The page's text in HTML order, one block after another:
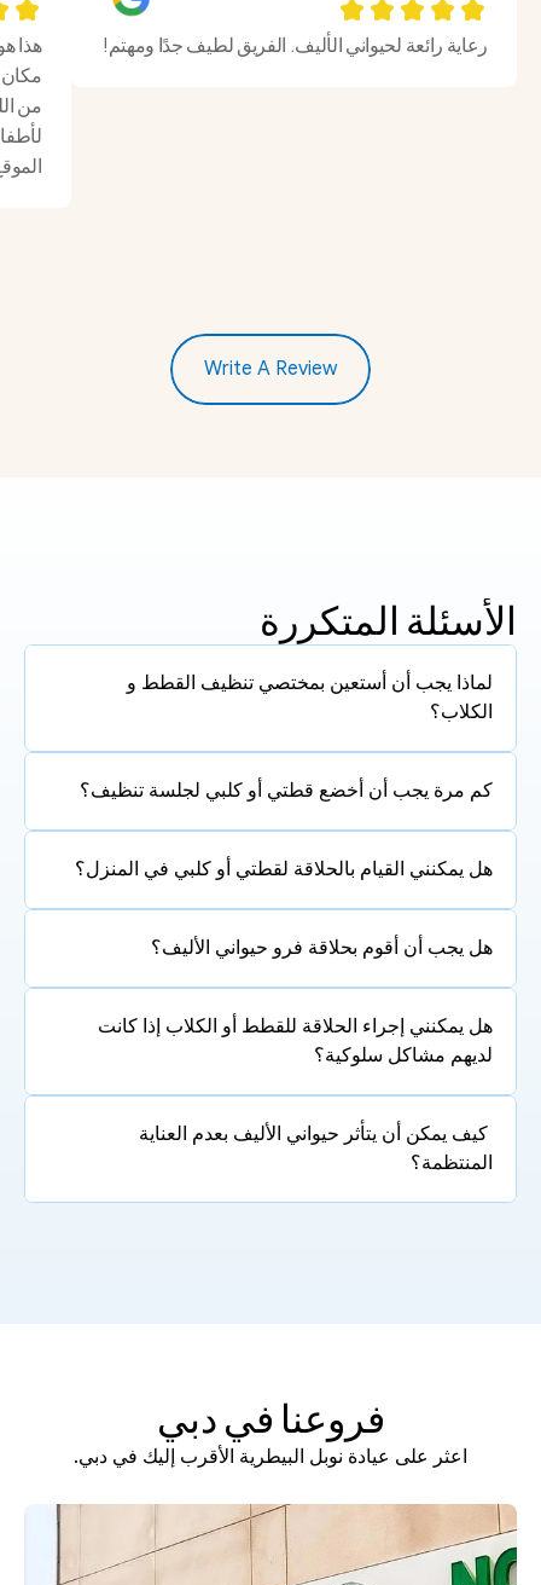
رعاية رائعة لحيواني الأليف. الفريق لطيف جدًا ومهتم!
Write A Review
الأسئلة المتكررة
الكلاب؟
كم مرة يجب أن أخضع قطتي أو كلبي لجلسة تنظيف؟
هل يمكنني القيام بالحلاقة لقطتي أو كلبي في المنزل؟
هل يجب أن أقوم بحلاقة فرو حيواني الأليف؟
لديهم مشاكل سلوكية؟
المنتظمة؟
فروعنا في دبي
اعثر على عيادة نوبل البيطرية الأقرب إليك في دبي.